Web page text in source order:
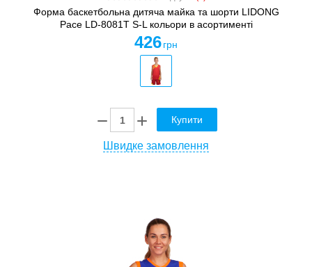
Форма баскетбольна дитяча майка та шорти LIDONG
Pace LD-8081T S-L кольори в асортименті
426 грн
Купити
Швидке замовлення